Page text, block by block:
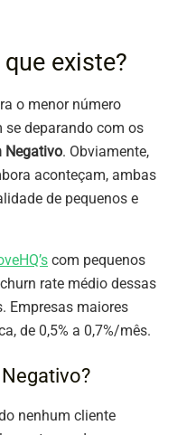
existe?
o menor número
se deparando com os
Negativo. Obviamente,
aconteçam, ambas
de pequenos e
com pequenos
rate médio dessas
Empresas maiores
de 0,5% a 0,7%/mês.
nenhum cliente